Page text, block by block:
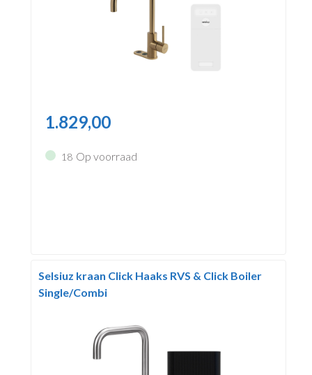
1.829,00
18 Op voorraad
Selsiuz kraan Click Haaks RVS & Click Boiler
Single/Combi